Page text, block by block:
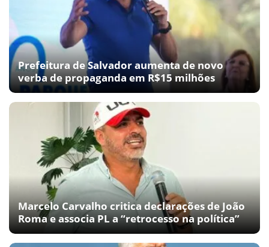
Prefeitura de Salvador aumenta de novo
verba de propaganda em R$15 milhões
Marcelo Carvalho critica declarações de João
Roma e associa PL a “retrocesso na política”